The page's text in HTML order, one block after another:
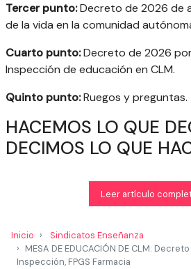
Tercer punto:Decreto de 2026 de
de la vida en la comunidad
Cuarto punto:Decreto de 2026
Inspección de educación en CLM.
Quinto punto:Ruegos y preguntas.
HACEMOS LO QUE
DECIMOS LO QUE
Leer artículo
Inicio
Sindicatos Enseñanza
MESA DE EDUCACIÓN DE CLM:
Inspección, FPGS Farmacia